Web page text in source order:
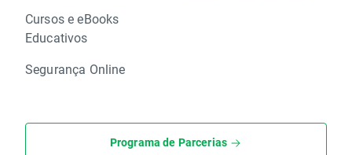
Cursos e eBooks
Educativos
Segurança Online
Programa de Parcerias